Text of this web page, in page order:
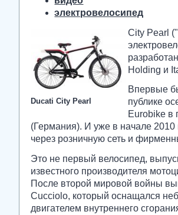
электровелосипед
Ducati City Pearl
City Pearl
Holding и
Впервые
публике
Eurobike в
(Германия). И уже в начале 2010
через розничную сеть и
Это не первый велосипед,
известного производителя
После второй мировой войны
Cucciolo, который оснащался
двигателем внутреннего